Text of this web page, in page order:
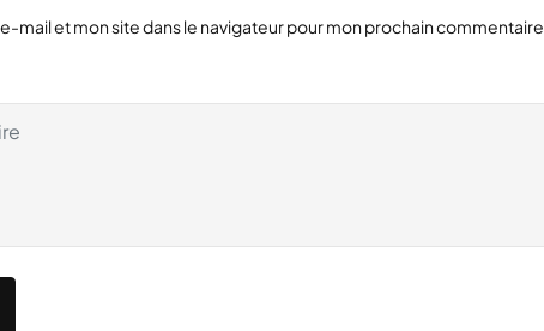
mail et mon site dans le navigateur pour mon prochain commentaire.